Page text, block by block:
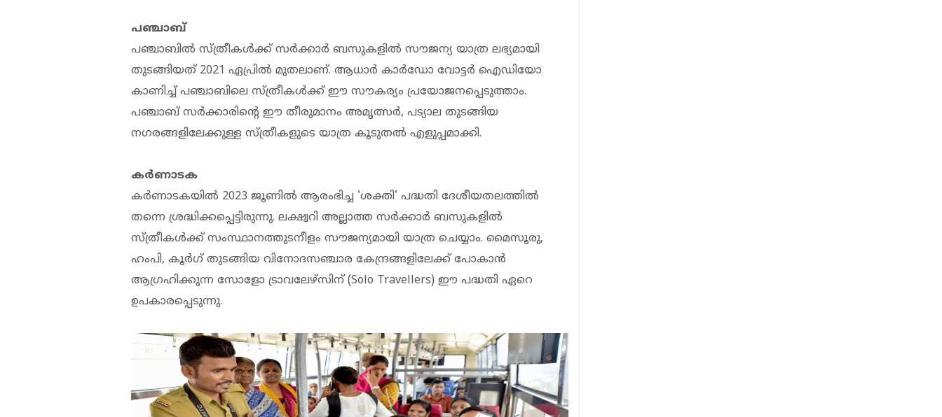
പഞ്ചാബ്
പഞ്ചാബിൽ സ്ത്രീകൾക്ക് സർക്കാർ ബസുകളിൽ സൗജന്യ യാത്ര ലഭ്യമായി
തുടങ്ങിയത് 2021 ഏപ്രിൽ മുതലാണ്. ആധാർ കാർഡോ വോട്ടർ ഐഡിയോ
കാണിച്ച് പഞ്ചാബിലെ സ്ത്രീകൾക്ക് ഈ സൗകര്യം പ്രയോജനപ്പെടുത്താം.
പഞ്ചാബ് സർക്കാരിന്റെ ഈ തീരുമാനം അമൃത്സർ, പട്യാല തുടങ്ങിയ
നഗരങ്ങളിലേക്കുള്ള സ്ത്രീകളുടെ യാത്ര കൂടുതൽ എളുപ്പമാക്കി.
കർണാടക
കർണാടകയിൽ 2023 ജൂണിൽ ആരംഭിച്ച 'ശക്തി' പദ്ധതി ദേശീയതലത്തിൽ
തന്നെ ശ്രദ്ധിക്കപ്പെട്ടിരുന്നു. ലക്ഷ്വറി അല്ലാത്ത സർക്കാർ ബസുകളിൽ
സ്ത്രീകൾക്ക് സംസ്ഥാനത്തുടനീളം സൗജന്യമായി യാത്ര ചെയ്യാം. മൈസൂരു,
ഹംപി, കൂർഗ് തുടങ്ങിയ വിനോദസഞ്ചാര കേന്ദ്രങ്ങളിലേക്ക് പോകാൻ
ആഗ്രഹിക്കുന്ന സോളോ ട്രാവലേഴ്സിന് (Solo Travellers) ഈ പദ്ധതി ഏറെ
ഉപകാരപ്പെടുന്നു.